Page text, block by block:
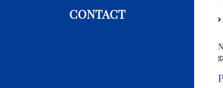
CONTACT